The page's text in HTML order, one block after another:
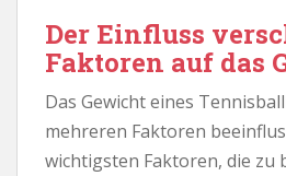
Der Einfluss
Faktoren auf das
Das Gewicht eines
mehreren Faktoren
wichtigsten Faktoren, die zu